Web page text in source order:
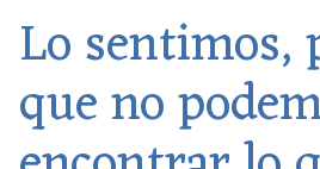
Lo sentimos,
que no